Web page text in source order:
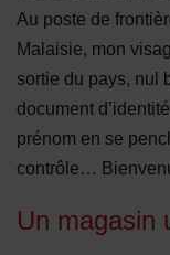
Au poste de
Malaisie, mon
sortie du pays, nul
document
prénom en se
contrôle…
Un magasin